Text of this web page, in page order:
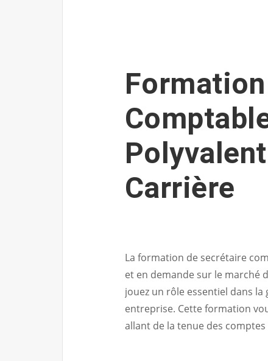
Carrière
La formation de secrétaire
et en demande sur le marché
jouez un rôle essentiel dans
entreprise. Cette formation
allant de la tenue des